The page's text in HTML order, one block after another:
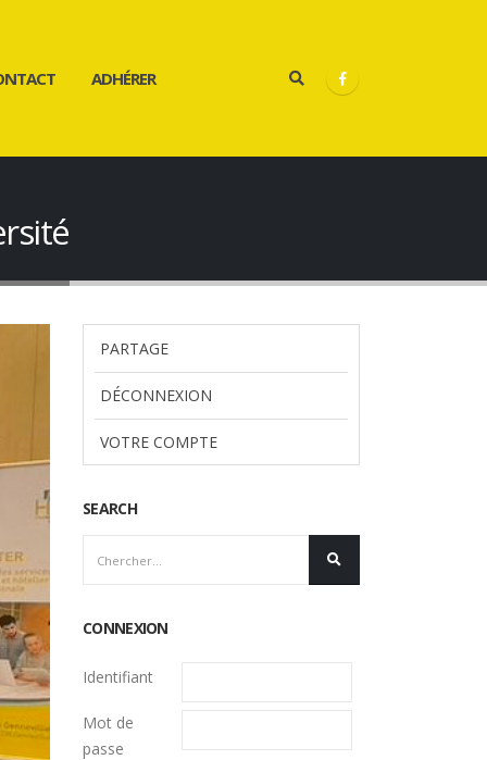
ADHÉRER
PARTAGE
DÉCONNEXION
VOTRE COMPTE
SEARCH
CONNEXION
Identifiant
Mot de
passe